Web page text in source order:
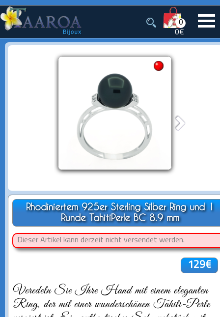
0
0€
Rhodiniertem 925er Sterling Silber Ring und 1
Runde TahitiPerle BC 8.9 mm
Dieser Artikel kann derzeit nicht versendet werden.
129€
Veredeln Sie Ihre Hand mit einem eleganten
Ring, der mit einer wunderschönen Tahiti-Perle